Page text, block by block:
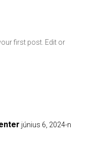
first post. Edit or
június 6, 2024-n